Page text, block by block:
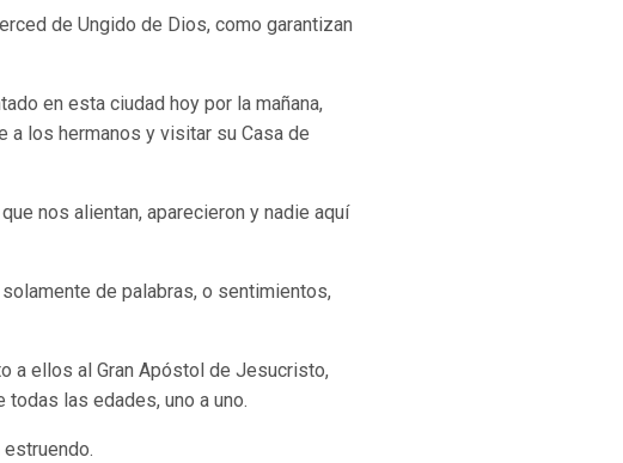
de Ungido de Dios, como garantizan
en esta ciudad hoy por la mañana,
los hermanos y visitar su Casa de
nos alientan, aparecieron y nadie aquí
de palabras, o sentimientos,
a ellos al Gran Apóstol de Jesucristo,
las edades, uno a uno.